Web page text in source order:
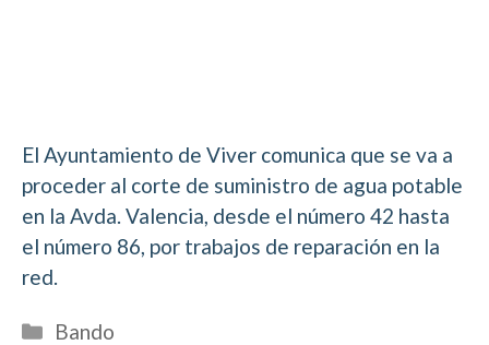
El Ayuntamiento de Viver comunica que se va a
proceder al corte de suministro de agua potable
en la Avda. Valencia, desde el número 42 hasta
el número 86, por trabajos de reparación en la
red.
Categorías
Bando